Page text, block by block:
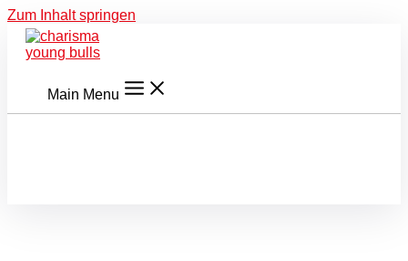
Zum Inhalt springen
Main Menu